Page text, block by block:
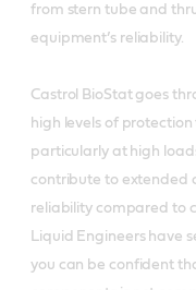
from stern tube and
equipment’s reliability.
Castrol BioStat goes
high levels of
particularly at high
contribute to extended
reliability compared to
Liquid Engineers have
you can be confident